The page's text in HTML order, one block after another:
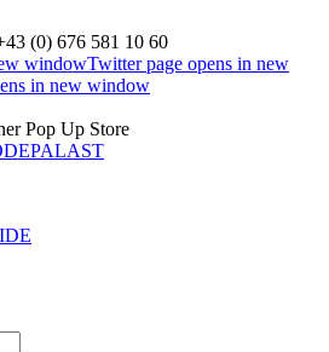
(0) 676 581 10 60
windowTwitter page opens in new
in new window
Pop Up Store